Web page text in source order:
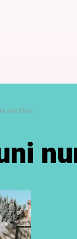
aer liber